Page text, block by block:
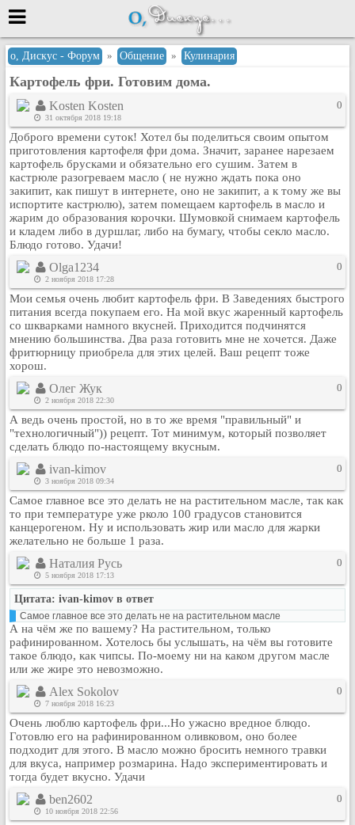
Меню
или войти через
Вход с 7ooo.ru
Регистрация
Забыли пароль?
Данные авторизации одинаковые с
сайтом 7ooo.ru
Форумы
Главная
Поиск
Новые сообщения
Беседы
Игры
Кулинария
Физкультура и спорт
Видео и Кино
Авто. Мото.
Космос
Домашние питомцы
Медицина
Компьютер
Пользователи / Поиск
Группы
Норм
Музыкальный архив
Видео архив
Дело
Организации
Объявления
Рейтинг сайтов
Полная версия сайта
о, Дискус - Форум » Общение » Кулинария
Картофель фри. Готовим дома.
Kosten Kosten
31 октября 2018 19:18
0
Доброго времени суток! Хотел бы поделиться своим опытом
приготовления картофеля фри дома. Значит, заранее нарезаем
картофель брусками и обязательно его сушим. Затем в
кастрюле разогреваем масло ( не нужно ждать пока оно
закипит, как пишут в интернете, оно не закипит, а к тому же вы
испортите кастрюлю), затем помещаем картофель в масло и
жарим до образования корочки. Шумовкой снимаем картофель
и кладем либо в дуршлаг, либо на бумагу, чтобы секло масло.
Блюдо готово. Удачи!
Olga1234
2 ноября 2018 17:28
0
Мои семья очень любит картофель фри. В Заведениях быстрого
питания всегда покупаем его. На мой вкус жаренный картофель
со шкварками намного вкусней. Приходится подчинятся
мнению большинства. Два раза готовить мне не хочется. Даже
фритюрницу приобрела для этих целей. Ваш рецепт тоже
хорош.
Олег Жук
2 ноября 2018 22:30
0
А ведь очень простой, но в то же время "правильный" и
"технологичный")) рецепт. Тот минимум, который позволяет
сделать блюдо по-настоящему вкусным.
ivan-kimov
3 ноября 2018 09:34
0
Самое главное все это делать не на растительном масле, так как
то при температуре уже рколо 100 градусов становится
канцерогеном. Ну и использовать жир или масло для жарки
желательно не больше 1 раза.
Наталия Русь
5 ноября 2018 17:13
0
Цитата: ivan-kimov в ответ
Самое главное все это делать не на растительном масле
А на чём же по вашему? На растительном, только
рафинированном. Хотелось бы услышать, на чём вы готовите
такое блюдо, как чипсы. По-моему ни на каком другом масле
или же жире это невозможно.
Alex Sokolov
7 ноября 2018 16:23
0
Очень люблю картофель фри...Но ужасно вредное блюдо.
Готовлю его на рафинированном оливковом, оно более
подходит для этого. В масло можно бросить немного травки
для вкуса, например розмарина. Надо экспериментировать и
тогда будет вкусно. Удачи
ben2602
10 ноября 2018 22:56
0